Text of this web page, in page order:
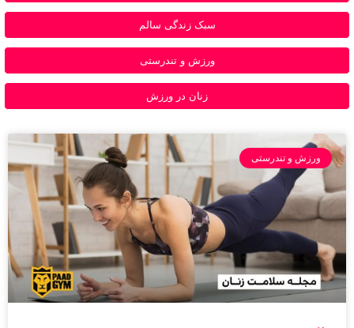
سبک زندگی سالم
ورزش و تندرستی
زنان در ورزش
ورزش و تندرستی